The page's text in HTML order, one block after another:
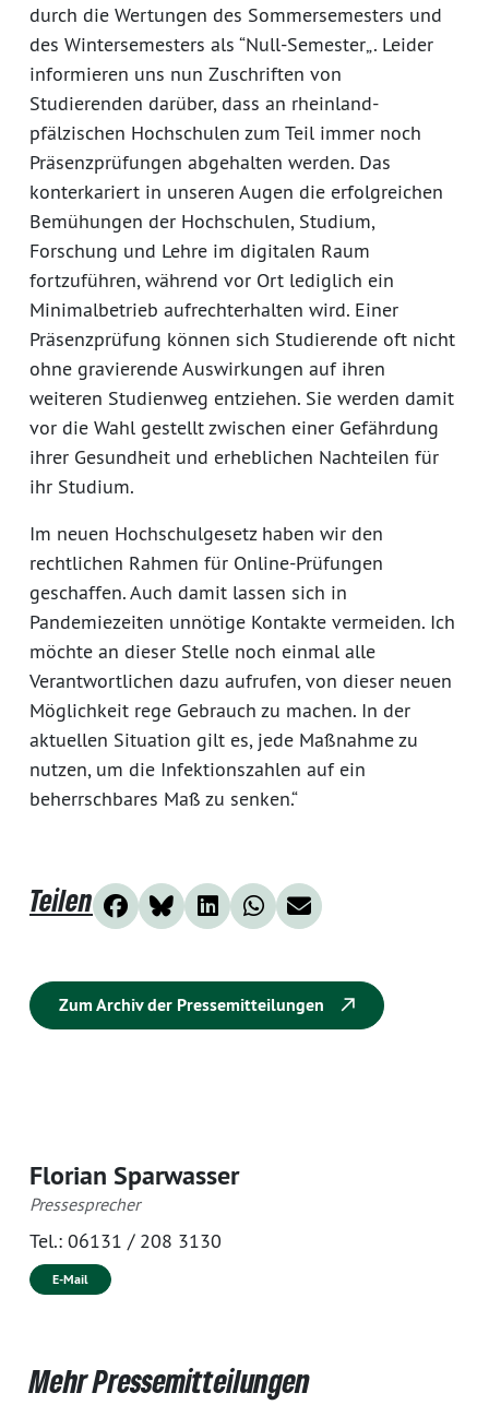
durch die Wertungen des Sommersemesters und
des Wintersemesters als “Null-Semester„. Leider
informieren uns nun Zuschriften von
Studierenden darüber, dass an rheinland-
pfälzischen Hochschulen zum Teil immer noch
Präsenzprüfungen abgehalten werden. Das
konterkariert in unseren Augen die erfolgreichen
Bemühungen der Hochschulen, Studium,
Forschung und Lehre im digitalen Raum
fortzuführen, während vor Ort lediglich ein
Minimalbetrieb aufrechterhalten wird. Einer
Präsenzprüfung können sich Studierende oft nicht
ohne gravierende Auswirkungen auf ihren
weiteren Studienweg entziehen. Sie werden damit
vor die Wahl gestellt zwischen einer Gefährdung
ihrer Gesundheit und erheblichen Nachteilen für
ihr Studium.
Im neuen Hochschulgesetz haben wir den
rechtlichen Rahmen für Online-Prüfungen
geschaffen. Auch damit lassen sich in
Pandemiezeiten unnötige Kontakte vermeiden. Ich
möchte an dieser Stelle noch einmal alle
Verantwortlichen dazu aufrufen, von dieser neuen
Möglichkeit rege Gebrauch zu machen. In der
aktuellen Situation gilt es, jede Maßnahme zu
nutzen, um die Infektionszahlen auf ein
beherrschbares Maß zu senken.“
Teilen
Zum Archiv der Pressemitteilungen
Florian Sparwasser
Pressesprecher
Tel.: 06131 / 208 3130
E-Mail
Mehr Pressemitteilungen